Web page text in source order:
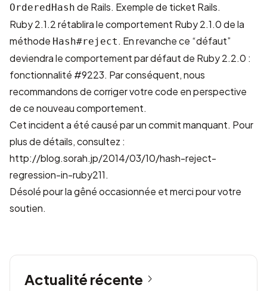
OrderedHash de Rails. Exemple de ticket Rails.
Ruby 2.1.2 rétablira le comportement Ruby 2.1.0 de la
méthode Hash#reject . En revanche ce “défaut”
deviendra le comportement par défaut de Ruby 2.2.0 :
fonctionnalité #9223. Par conséquent, nous
recommandons de corriger votre code en perspective
de ce nouveau comportement.
Cet incident a été causé par un commit manquant. Pour
plus de détails, consultez :
http://blog.sorah.jp/2014/03/10/hash-reject-
regression-in-ruby211.
Désolé pour la gêné occasionnée et merci pour votre
soutien.
Actualité récente